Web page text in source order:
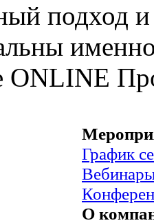
подход
ONLINE
График
О